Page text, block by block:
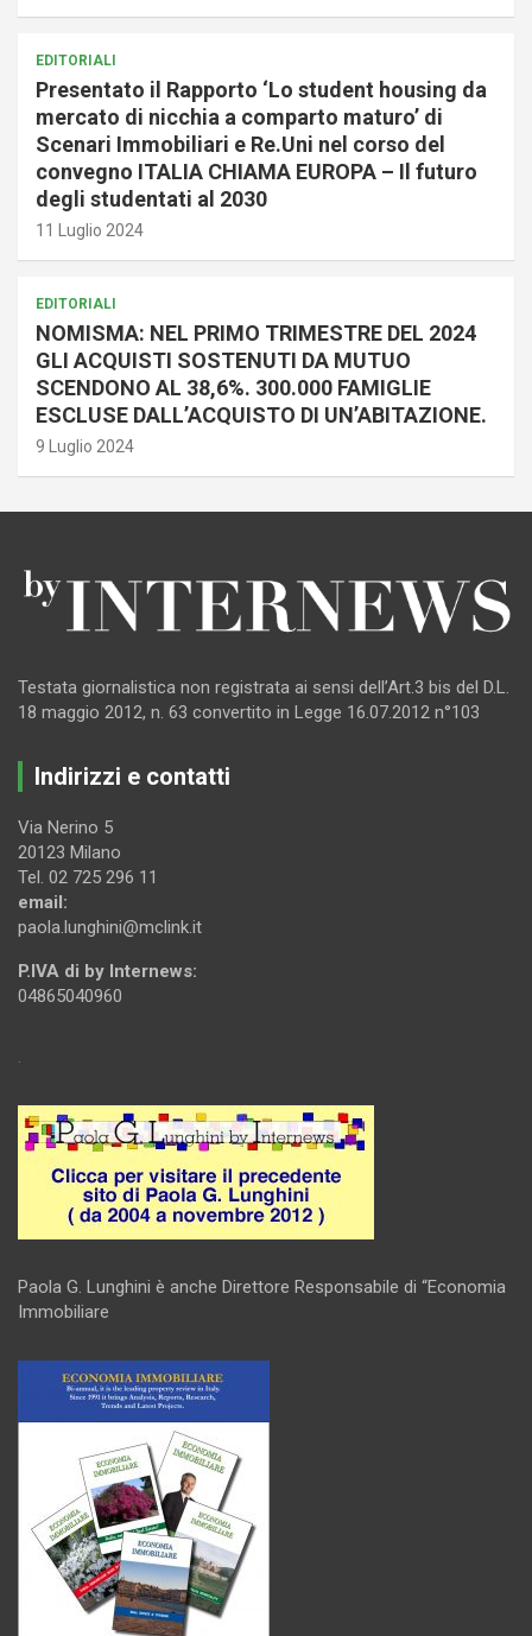
EDITORIALI
Presentato il Rapporto ‘Lo student housing da
mercato di nicchia a comparto maturo’ di
Scenari Immobiliari e Re.Uni nel corso del
convegno ITALIA CHIAMA EUROPA – Il futuro
degli studentati al 2030
11 Luglio 2024
EDITORIALI
NOMISMA: NEL PRIMO TRIMESTRE DEL 2024
GLI ACQUISTI SOSTENUTI DA MUTUO
SCENDONO AL 38,6%. 300.000 FAMIGLIE
ESCLUSE DALL’ACQUISTO DI UN’ABITAZIONE.
9 Luglio 2024
Testata giornalistica non registrata ai sensi dell’Art.3 bis del D.L.
18 maggio 2012, n. 63 convertito in Legge 16.07.2012 n°103
Indirizzi e contatti
Via Nerino 5
20123 Milano
Tel. 02 725 296 11
email:
paola.lunghini@mclink.it
P.IVA di by Internews:
04865040960
.
Paola G. Lunghini è anche Direttore Responsabile di “Economia
Immobiliare